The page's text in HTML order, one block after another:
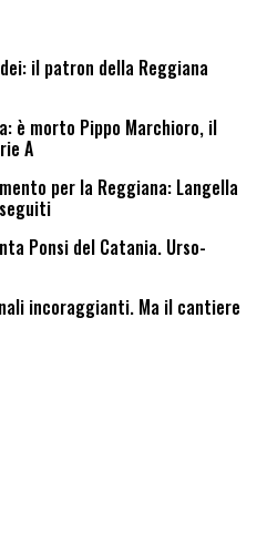
il patron della Reggiana
è morto Pippo Marchioro, il
A
per la Reggiana: Langella
Ponsi del Catania. Urso-
incoraggianti. Ma il cantiere